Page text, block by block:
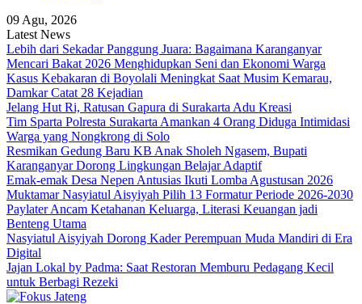
09 Agu, 2026
Latest News
Lebih dari Sekadar Panggung Juara: Bagaimana Karanganyar
Mencari Bakat 2026 Menghidupkan Seni dan Ekonomi Warga
Kasus Kebakaran di Boyolali Meningkat Saat Musim Kemarau,
Damkar Catat 28 Kejadian
Jelang Hut Ri, Ratusan Gapura di Surakarta Adu Kreasi
Tim Sparta Polresta Surakarta Amankan 4 Orang Diduga Intimidasi
Warga yang Nongkrong di Solo
Resmikan Gedung Baru KB Anak Sholeh Ngasem, Bupati
Karanganyar Dorong Lingkungan Belajar Adaptif
Emak-emak Desa Nepen Antusias Ikuti Lomba Agustusan 2026
Muktamar Nasyiatul Aisyiyah Pilih 13 Formatur Periode 2026-2030
Paylater Ancam Ketahanan Keluarga, Literasi Keuangan jadi
Benteng Utama
Nasyiatul Aisyiyah Dorong Kader Perempuan Muda Mandiri di Era
Digital
Jajan Lokal by Padma: Saat Restoran Memburu Pedagang Kecil
untuk Berbagi Rezeki